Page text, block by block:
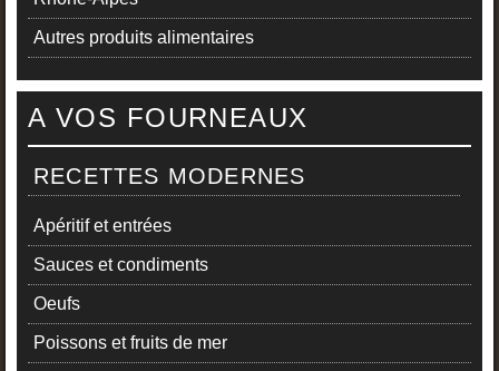
Autres produits alimentaires
A VOS FOURNEAUX
RECETTES MODERNES
Apéritif et entrées
Sauces et condiments
Oeufs
Poissons et fruits de mer